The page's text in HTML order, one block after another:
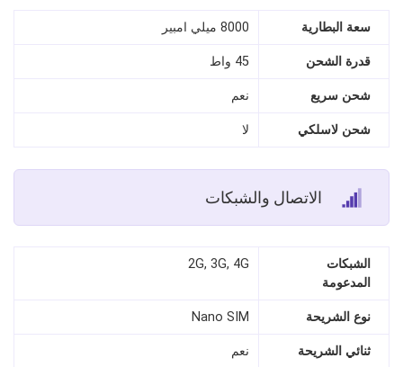
سعة البطارية 8000 ميلي امبير
قدرة الشحن 45 واط
شحن سريع نعم
شحن لاسلكي لا
الاتصال والشبكات
الشبكات
المدعومة
2G, 3G, 4G
نوع الشريحة Nano SIM
ثنائي الشريحة نعم